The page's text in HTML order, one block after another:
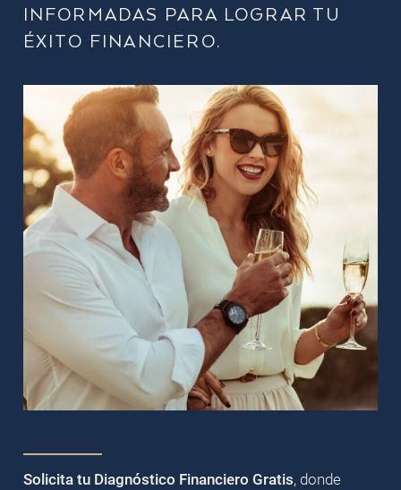
INFORMADAS PARA LOGRAR TU
ÉXITO FINANCIERO.
Solicita tu Diagnóstico Financiero Gratis, donde